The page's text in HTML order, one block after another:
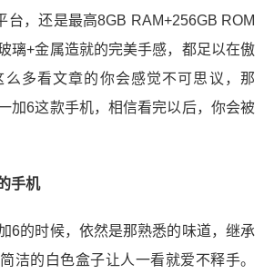
台，还是最高8GB RAM+256GB ROM
璃+金属造就的完美手感，都足以在傲
么多看文章的你会感觉不可思议，那
加6这款手机，相信看完以后，你会被
手机
6的时候，依然是那熟悉的味道，继承
洁的白色盒子让人一看就爱不释手。